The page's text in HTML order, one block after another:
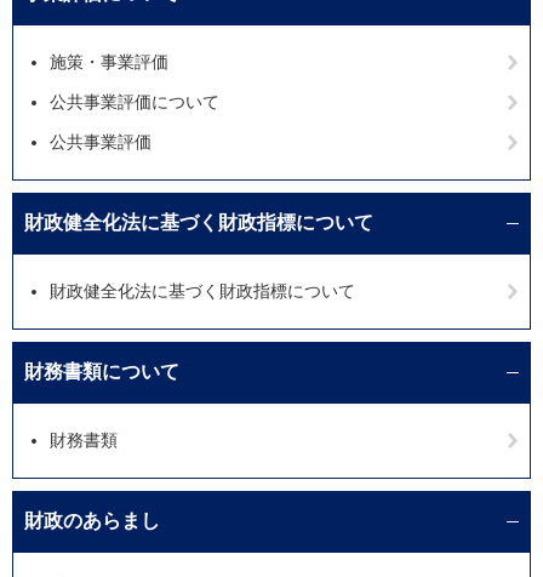
施策・事業評価
公共事業評価について
公共事業評価
財政健全化法に基づく財政指標について
財政健全化法に基づく財政指標について
財務書類について
財務書類
財政のあらまし